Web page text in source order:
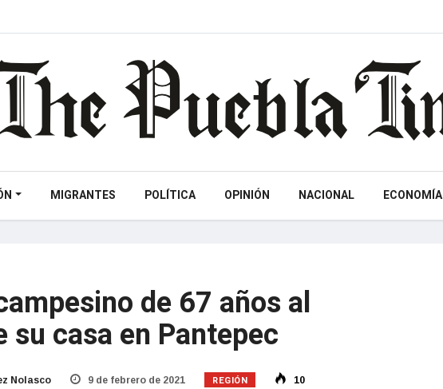
MIGRANTES POLÍTICA OPINIÓN NACIONAL ECONOMÍA
de 67 años al
su casa en Pantepec
Nolasco 9 de febrero de 2021 REGIÓN 10